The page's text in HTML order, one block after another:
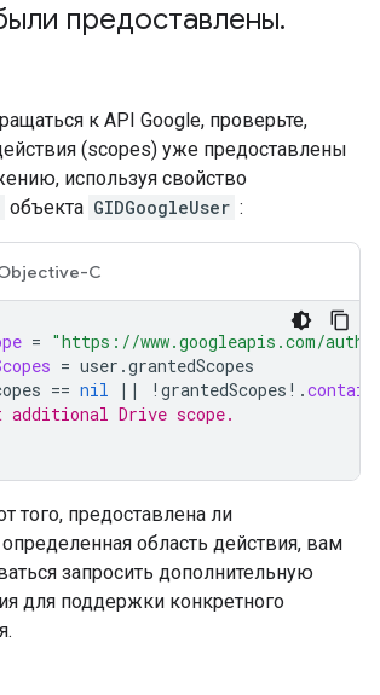
предоставлены.
к API Google, проверьте,
(scopes) уже предоставлены
используя свойство
объекта GIDGoogleUser :
C
= "https://www.googleapis.com/
= user .grantedScopes
== nil || ! grantedScopes !.
additional Drive scope.
того, предоставлена ​​ли
область действия, вам
запросить дополнительную
для поддержки конкретного